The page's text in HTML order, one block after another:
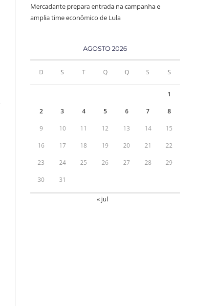
Mercadante prepara entrada na campanha e
amplia time econômico de Lula
AGOSTO 2026
D S T Q Q S S
1
2 3 4 5 6 7 8
9 10 11 12 13 14 15
16 17 18 19 20 21 22
23 24 25 26 27 28 29
30 31
« jul